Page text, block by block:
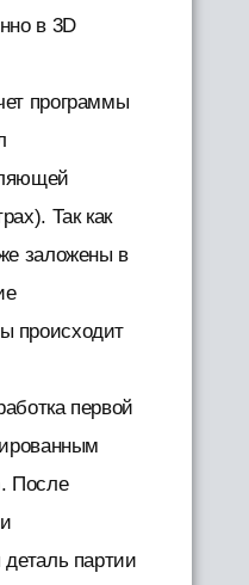
в 3D
программы
Так как
заложены в
происходит
первой
После
деталь партии